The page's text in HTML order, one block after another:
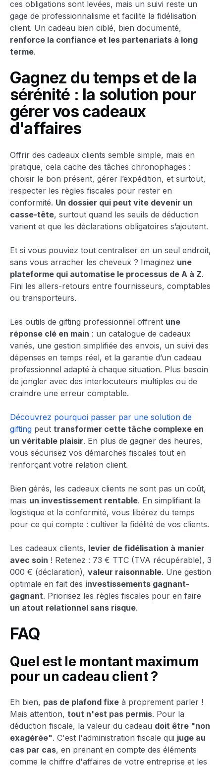
ces obligations sont levées, mais un suivi reste un
gage de professionnalisme et facilite la fidélisation
client. Un cadeau bien ciblé, bien documenté,
renforce la confiance et les partenariats à long
terme.
Gagnez du temps et de la
sérénité : la solution pour
gérer vos cadeaux
d'affaires
Offrir des cadeaux clients semble simple, mais en
pratique, cela cache des tâches chronophages :
choisir le bon présent, gérer l’expédition, et surtout,
respecter les règles fiscales pour rester en
conformité. Un dossier qui peut vite devenir un
casse-tête, surtout quand les seuils de déduction
varient et que les déclarations obligatoires s’ajoutent.
Et si vous pouviez tout centraliser en un seul endroit,
sans vous arracher les cheveux ? Imaginez une
plateforme qui automatise le processus de A à Z.
Fini les allers-retours entre fournisseurs, comptables
ou transporteurs.
Les outils de gifting professionnel offrent une
réponse clé en main : un catalogue de cadeaux
variés, une gestion simplifiée des envois, un suivi des
dépenses en temps réel, et la garantie d’un cadeau
professionnel adapté à chaque situation. Plus besoin
de jongler avec des interlocuteurs multiples ou de
craindre une erreur comptable.
Découvrez pourquoi passer par une solution de
gifting peut transformer cette tâche complexe en
un véritable plaisir. En plus de gagner des heures,
vous sécurisez vos démarches fiscales tout en
renforçant votre relation client.
Bien gérés, les cadeaux clients ne sont pas un coût,
mais un investissement rentable. En simplifiant la
logistique et la conformité, vous libérez du temps
pour ce qui compte : cultiver la fidélité de vos clients.
Les cadeaux clients, levier de fidélisation à manier
avec soin ! Retenez : 73 € TTC (TVA récupérable), 3
000 € (déclaration), valeur raisonnable. Une gestion
optimale en fait des investissements gagnant-
gagnant. Priorisez les règles fiscales pour en faire
un atout relationnel sans risque.
FAQ
Quel est le montant maximum
pour un cadeau client ?
Eh bien, pas de plafond fixe à proprement parler !
Mais attention, tout n'est pas permis. Pour la
déduction fiscale, la valeur du cadeau doit être "non
exagérée". C'est l'administration fiscale qui juge au
cas par cas, en prenant en compte des éléments
comme le chiffre d'affaires de votre entreprise et les